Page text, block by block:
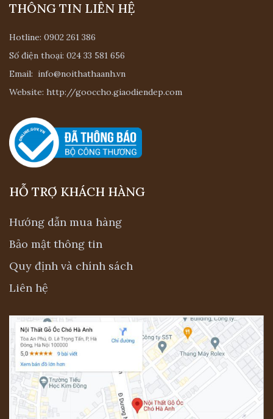
THÔNG TIN LIÊN HỆ
Hotline: 0902 261 386
Số điện thoại: 024 33 581 656
Email: info@noithathaanh.vn
Website: http://gooccho.giaodiendep.com
HỖ TRỢ KHÁCH HÀNG
Hướng dẫn mua hàng
Bảo mật thông tin
Quy định và chính sách
Liên hệ